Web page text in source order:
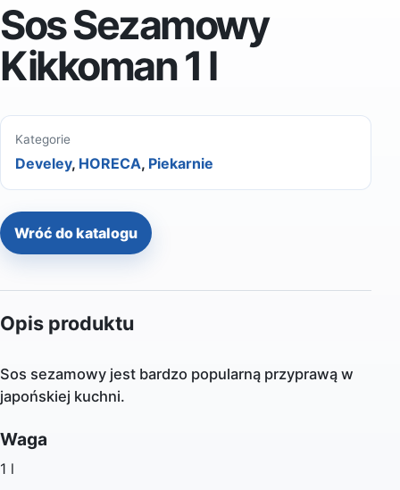
Sos Sezamowy
Kikkoman 1 l
Kategorie
Develey, HORECA, Piekarnie
Wróć do katalogu
Opis produktu
Sos sezamowy jest bardzo popularną przyprawą w
japońskiej kuchni.
Waga
1 l